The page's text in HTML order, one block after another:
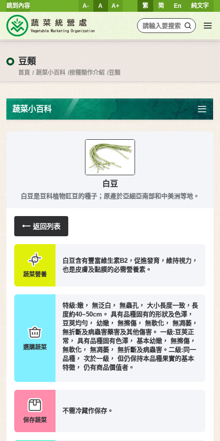
跳到內容 繁 简 En 純文字
A- A A+
豆類
首頁 蔬菜小百科 按種類作介紹 豆類
蔬菜小百科
白豆
白豆是豆科植物豇豆的種子；原產於亞細亞南部和中美洲等地。
返回列表
蔬菜營養
白豆含有豐富維生素B2，促進發育，維持視力，
也是皮膚及黏膜的必需營養素。
選購蔬菜
特級:嫩， 無泛白， 無蟲孔， 大小長度一致，長
度約40~50cm。 具有品種固有的形狀及色澤，
豆莢均勻， 幼嫩， 無擦傷， 無軟化， 無凋萎，
無折斷及病蟲害藥害及其他傷害。 一級:豆莢正
常， 具有品種固有色澤， 基本幼嫩， 無擦傷，
無軟化， 無凋萎， 無折斷及病蟲害。二級:同一
品種， 次於一級， 但仍保持本品種果實的基本
特徵， 仍有商品價值者。
保存蔬菜
不需冷藏作保存。